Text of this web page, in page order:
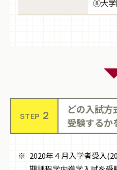
⑧大学
STEP 2
どの入試方
受験するか
2020年４月入学者受入